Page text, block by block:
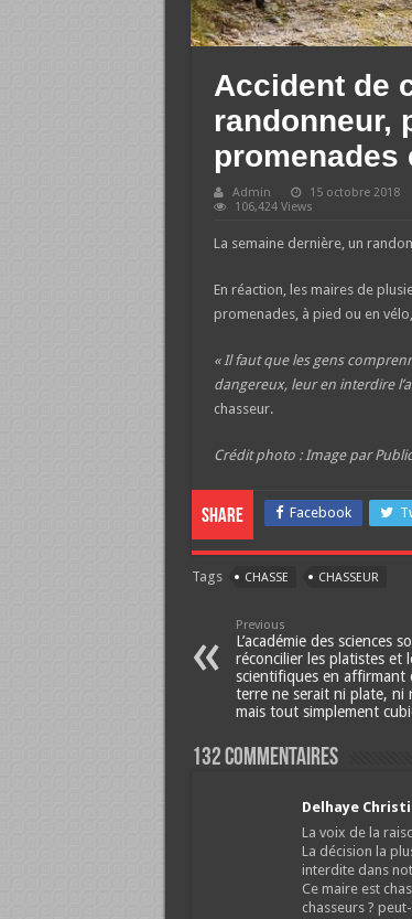
Accident de
randonneur,
promenades
Admin 15 octobre 2018
106,424 Views
La semaine dernière, un
En réaction, les maires de
promenades, à pied ou en
« Il faut que les gens
dangereux, leur en interdire
chasseur.
Crédit photo : Image par
Share Facebook
Tags CHASSE CHASSEUR
Previous
L’académie des sciences
réconcilier les platistes et
scientifiques en affirmant
terre ne serait ni plate, ni
mais tout simplement
132 Commentaires
Delhaye
La voix de la
La décision la
interdite dans
Ce maire est
chasseurs ?